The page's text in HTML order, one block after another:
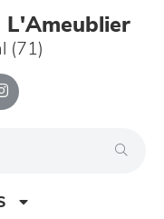
L'Ameublier
(71)